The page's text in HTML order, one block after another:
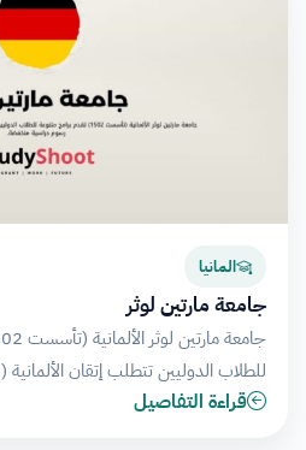
المانيا
جامعة مارتين لوثر
للطلاب الدوليين تتطلب إتقان الألمانية (B2) وشهادة ثانوية، مع…
قراءة التفاصيل